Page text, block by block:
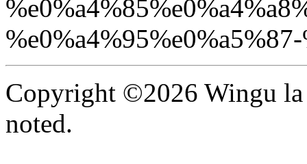
Copyright ©2026 Wingu la
noted.